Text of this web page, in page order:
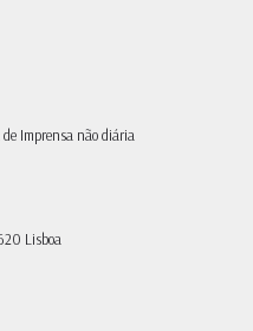
de Imprensa não diária
Lisboa